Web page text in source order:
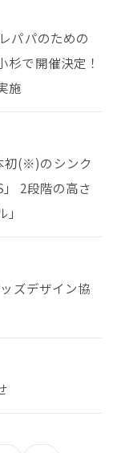
パパのための
杉で開催決定！
施
初(※)のシンク
2段階の高さ
ズデザイン協